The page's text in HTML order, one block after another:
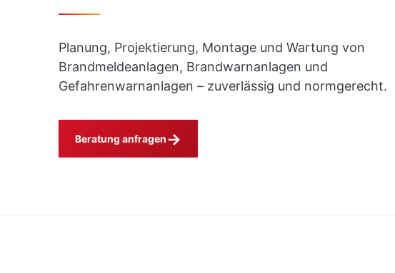
Planung, Projektierung, Montage und Wartung von
Brandmeldeanlagen, Brandwarnanlagen und
Gefahrenwarnanlagen – zuverlässig und normgerecht.
Beratung anfragen→